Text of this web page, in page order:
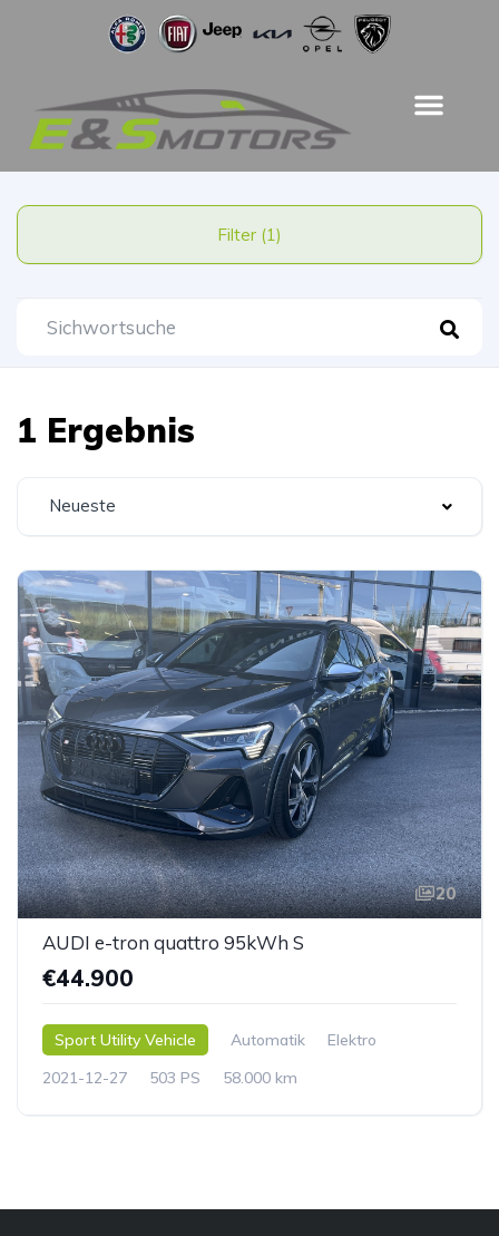
Filter (1)
1 Ergebnis
Neueste
20
AUDI e-tron quattro 95kWh S
€44.900
Sport Utility Vehicle Automatik
Elektro
2021-12-27
503 PS 58.000 km